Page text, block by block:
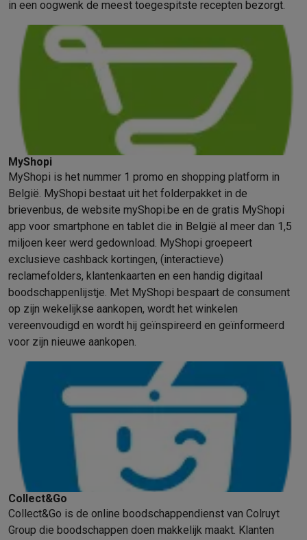
in een oogwenk de meest toegespitste recepten bezorgt.
MyShopi
MyShopi is het nummer 1 promo en shopping platform in
België. MyShopi bestaat uit het folderpakket in de
brievenbus, de website myShopi.be en de gratis MyShopi
app voor smartphone en tablet die in België al meer dan 1,5
miljoen keer werd gedownload. MyShopi groepeert
exclusieve cashback kortingen, (interactieve)
reclamefolders, klantenkaarten en een handig digitaal
boodschappenlijstje. Met MyShopi bespaart de consument
op zijn wekelijkse aankopen, wordt het winkelen
vereenvoudigd en wordt hij geïnspireerd en geïnformeerd
voor zijn nieuwe aankopen.
Collect&Go
Collect&Go is de online boodschappendienst van Colruyt
Group die boodschappen doen makkelijk maakt. Klanten